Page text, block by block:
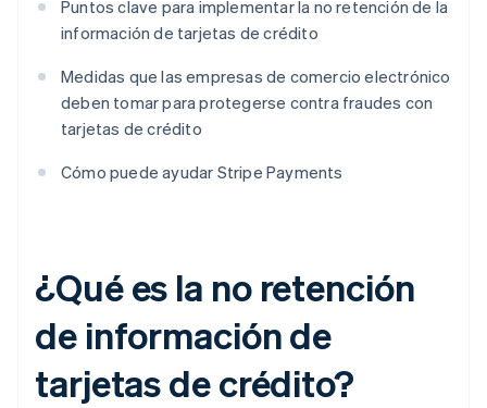
Puntos clave para implementar la no retención de la
información de tarjetas de crédito
Medidas que las empresas de comercio electrónico
deben tomar para protegerse contra fraudes con
tarjetas de crédito
Cómo puede ayudar Stripe Payments
¿Qué es la no retención
de información de
tarjetas de crédito?